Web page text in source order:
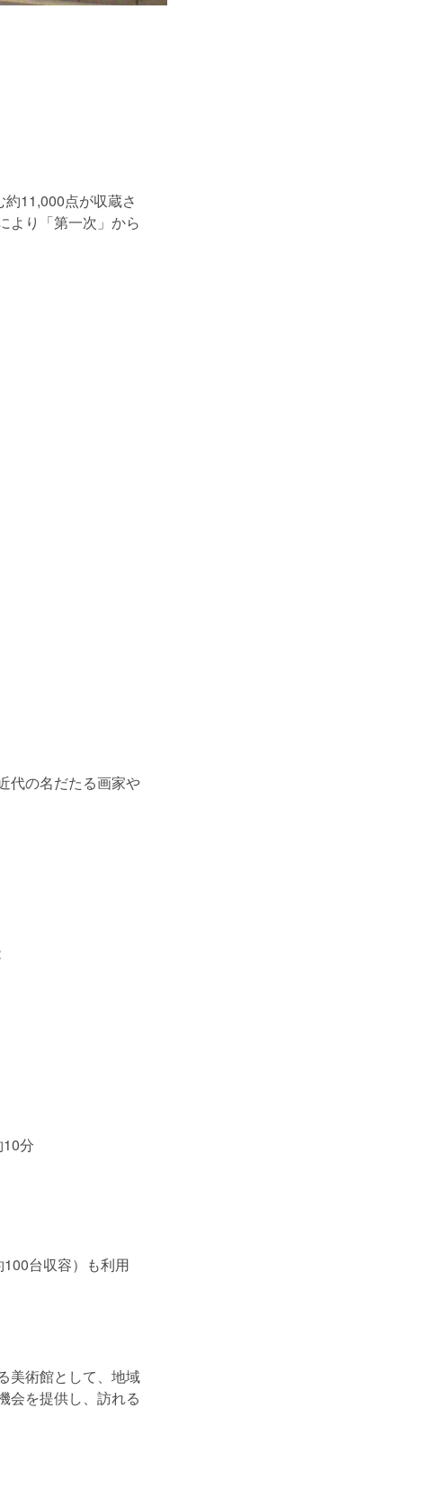
約11,000点が収蔵さ
より「第一次」から
代の名だたる画家や
分
台収容）も利用
美術館として、地域
会を提供し、訪れる